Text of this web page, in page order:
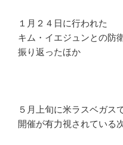
１月２４日に行われた
キム・イエジュンとの防
振り返ったほか
５月上旬に米ラスベガス
開催が有力視されている